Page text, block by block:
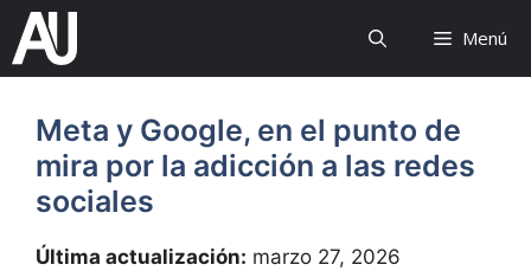
Saltar
contenido
Menú
Meta y Google, en el punto de
mira por la adicción a las redes
sociales
Última actualización: marzo 27, 2026